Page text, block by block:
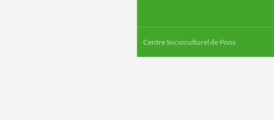
Centre Socioculturel de Pons